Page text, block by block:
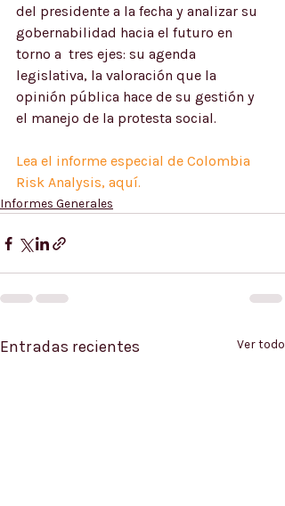
del presidente a la fecha y analizar su
gobernabilidad hacia el futuro en
torno a  tres ejes: su agenda
legislativa, la valoración que la
opinión pública hace de su gestión y
el manejo de la protesta social.
Lea el informe especial de Colombia
Risk Analysis, aquí.
Informes Generales
Entradas recientes Ver todo